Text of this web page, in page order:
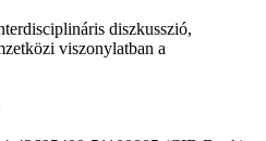
diszkusszió,
viszonylatban a